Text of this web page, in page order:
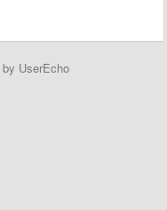
by UserEcho